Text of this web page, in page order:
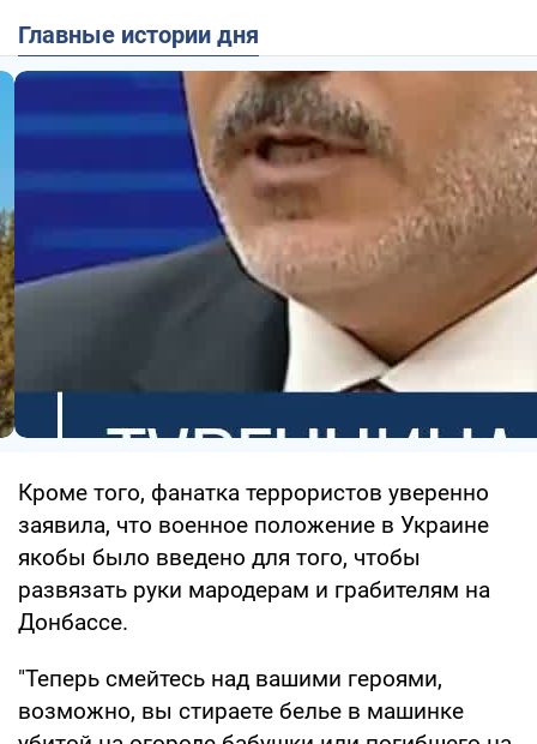
Главные истории дня
Кроме того, фанатка террористов уверенно
заявила, что военное положение в Украине
якобы было введено для того, чтобы
развязать руки мародерам и грабителям на
Донбассе.
"Теперь смейтесь над вашими героями,
возможно, вы стираете белье в машинке